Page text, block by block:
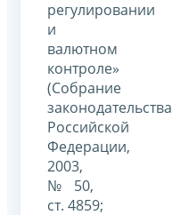
регулировании
и
валютном
контроле»
(Собрание
законодательства
Российской
Федерации,
2003,
№ 50,
ст. 4859;